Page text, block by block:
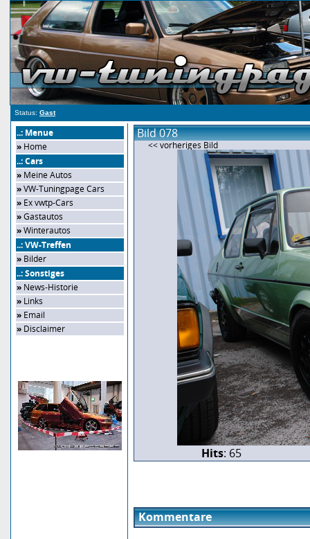
Status: Gast
..: Menue
» Home
..: Cars
» Meine Autos
»VW-Tuningpage Cars
» Ex vwtp-Cars
»Gastautos
»Winterautos
..: VW-Treffen
» Bilder
..: Sonstiges
» News-Historie
» Links
» Email
» Disclaimer
Bild 078
<< vorheriges Bild
Hits: 65
Kommentare